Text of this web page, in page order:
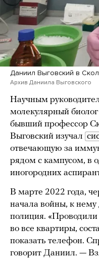
Даниил Выговский в
Архив Даниила Выговского
Научным
молекулярный
бывший профессор
Выговский изучал
отвечающую за
рядом с кампусом, в
иногородних
В марте 2022 года,
начала войны, к
полиция. «Проводили
во все квартиры,
показать телефон.
говорит Даниил. —